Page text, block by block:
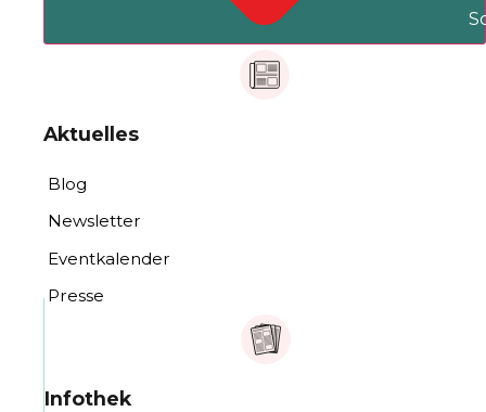
Aktuelles
Blog
Newsletter
Eventkalender
Presse
Infothek